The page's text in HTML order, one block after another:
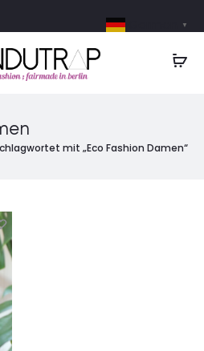
mit „Eco Fashion Damen“
▼